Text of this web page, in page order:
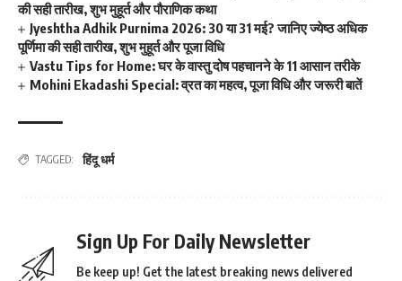
की सही तारीख, शुभ मुहूर्त और पौराणिक कथा
Jyeshtha Adhik Purnima 2026: 30 या 31 मई? जानिए ज्येष्ठ अधिक
पूर्णिमा की सही तारीख, शुभ मुहूर्त और पूजा विधि
Vastu Tips for Home: घर के वास्तु दोष पहचानने के 11 आसान तरीके
Mohini Ekadashi Special: व्रत का महत्व, पूजा विधि और जरूरी बातें
TAGGED: हिंदू धर्म
Sign Up For Daily Newsletter
Be keep up! Get the latest breaking news delivered